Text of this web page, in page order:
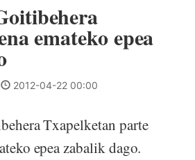
emateko epea
2012-04-22 00:00
Txapelketan parte
epea zabalik dago.